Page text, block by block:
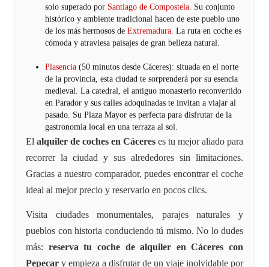
solo superado por Santiago de Compostela. Su conjunto
histórico y ambiente tradicional hacen de este pueblo uno
de los más hermosos de Extremadura. La ruta en coche es
cómoda y atraviesa paisajes de gran belleza natural.
Plasencia (50 minutos desde Cáceres): situada en el norte
de la provincia, esta ciudad te sorprenderá por su esencia
medieval. La catedral, el antiguo monasterio reconvertido
en Parador y sus calles adoquinadas te invitan a viajar al
pasado. Su Plaza Mayor es perfecta para disfrutar de la
gastronomía local en una terraza al sol.
El alquiler de coches en Cáceres es tu mejor aliado para
recorrer la ciudad y sus alrededores sin limitaciones.
Gracias a nuestro comparador, puedes encontrar el coche
ideal al mejor precio y reservarlo en pocos clics.
Visita ciudades monumentales, parajes naturales y
pueblos con historia conduciendo tú mismo. No lo dudes
más: reserva tu coche de alquiler en Cáceres con
Pepecar y empieza a disfrutar de un viaje inolvidable por